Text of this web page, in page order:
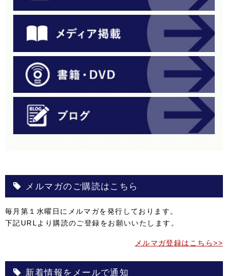
メルマガのご購読はこちら
毎月第１水曜日にメルマガを発行しております。
下記URLより購読のご登録をお願いいたします。
メルマガ登録はこちら>>
新着情報をメールで通知